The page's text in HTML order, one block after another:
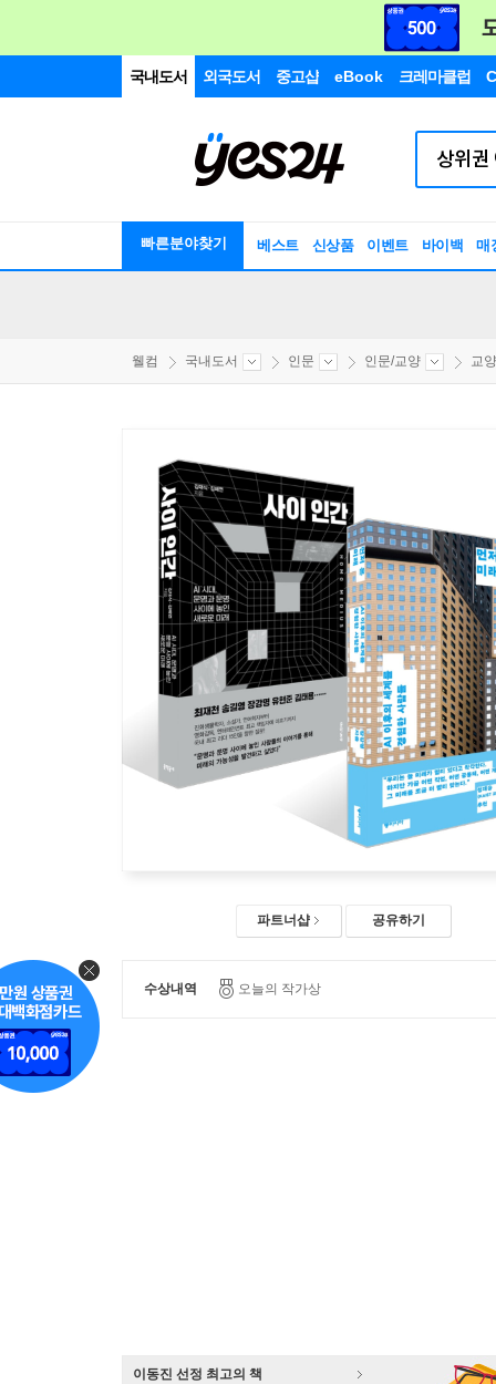
국내도서 외국도서 중고샵 eBook 크레마클럽
빠른분야찾기 베스트 신상품 이벤트 바이백 매
웰컴 국내도서 인문 인문/교양 교
파트너샵 공유하기
수상내역 오늘의 작가상
이동진 선정 최고의 책